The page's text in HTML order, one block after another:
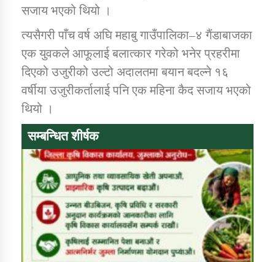
सजाय भएको थियो ।
त्यसैगरी पाँच वर्ष अघि महाबु गाउँपालिका–४ गैंडाबाजका
एक युवकले आफूलाई बलात्कार गरेको भनेर प्रहरीमा
दिएको उजुरीको उल्टो अदालतमा बयान बदल्ने १६
वर्षीया उजुरीकर्तालाई पनि एक महिना कैद सजाय भएको
थियो ।
सम्बन्धित शीर्षक